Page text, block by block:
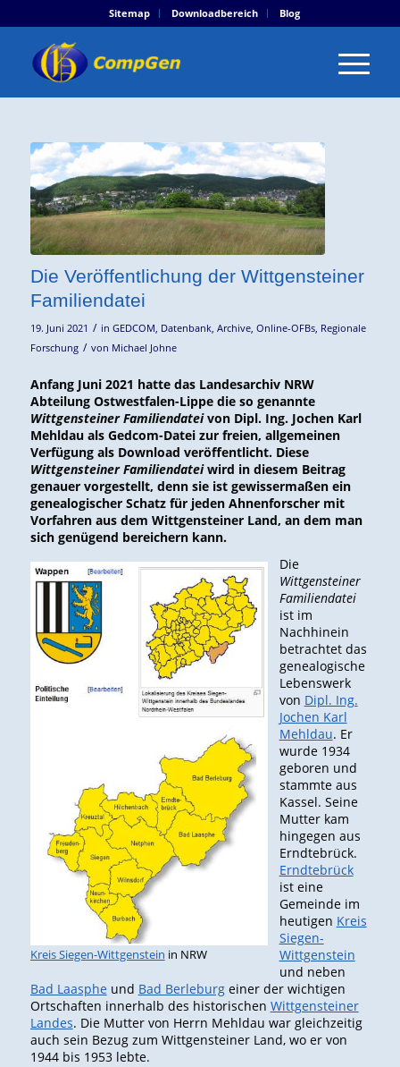
Sitemap Downloadbereich Blog
Die Veröffentlichung der Wittgensteiner
Familiendatei
19. Juni 2021 / in GEDCOM Datenbank, Archive, Online-OFBs, Regionale
Forschung / von Michael Johne
Anfang Juni 2021 hatte das Landesarchiv NRW
Abteilung Ostwestfalen-Lippe die so genannte
Wittgensteiner Familiendateivon Dipl. Ing. Jochen Karl
Mehldau als Gedcom-Datei zur freien, allgemeinen
Verfügung als Download veröffentlicht. Diese
Wittgensteiner Familiendateiwird in diesem Beitrag
genauer vorgestellt, denn sie ist gewissermaßen ein
genealogischer Schatz für jeden Ahnenforscher mit
Vorfahren aus dem Wittgensteiner Land, an dem man
sich genügend bereichern kann.
Kreis Siegen-Wittgenstein in NRW
Die
Wittgensteiner
Familiendatei
ist im
Nachhinein
betrachtet das
genealogische
Lebenswerk
von Dipl. Ing.
Jochen Karl
Mehldau. Er
wurde 1934
geboren und
stammte aus
Kassel. Seine
Mutter kam
hingegen aus
Erndtebrück.
Erndtebrück
ist eine
Gemeinde im
heutigen Kreis
Siegen-
Wittgenstein
und neben
Bad Laasphe und Bad Berleburgeiner der wichtigen
Ortschaften innerhalb des historischen Wittgensteiner
Landes. Die Mutter von Herrn Mehldau war gleichzeitig
auch sein Bezug zum Wittgensteiner Land, wo er von
1944 bis 1953 lebte.